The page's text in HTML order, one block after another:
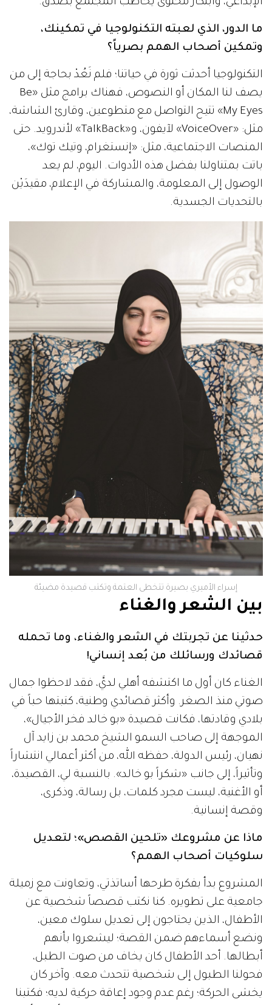
الإبداعي، وابتكار محتوى يخاطب المجتمع بصدق.
ما الدور، الذي لعبته التكنولوجيا في تمكينك،
وتمكين أصحاب الهمم بصرياً؟
التكنولوجيا أحدثت ثورة في حياتنا؛ فلم نَعُدْ بحاجة إلى من
يصف لنا المكان أو النصوص، فهناك برامج مثل «Be
My Eyes» تتيح التواصل مع متطوعين، وقارئ الشاشة،
مثل: «VoiceOver» لآيفون، و«TalkBack» لأندرويد. حتى
المنصات الاجتماعية، مثل: «إنستغرام، وتيك توك»،
باتت بمتناولنا بفضل هذه الأدوات. اليوم، لم يعد
الوصول إلى المعلومة، والمشاركة في الإعلام، مقيدَيْن
بالتحديات الجسدية.
إسراء الأميري بصيرة تتخطى العتمة وتكتب قصيدة مضيئة
بين الشعر والغناء
حدثينا عن تجربتك في الشعر والغناء، وما تحمله
قصائدك ورسائلك من بُعد إنساني!
الغناء كان أول ما اكتشفه أهلي لديَّ، فقد لاحظوا جمال
صوتي منذ الصغر. وأكثر قصائدي وطنية، كتبتها حباً في
بلادي وقادتها، فكانت قصيدة «بو خالد فخر الأجيال»،
الموجهة إلى صاحب السمو الشيخ محمد بن زايد آل
نهيان، رئيس الدولة، حفظه الله، من أكثر أعمالي انتشاراً
وتأثيراً، إلى جانب «شكراً بو خالد». بالنسبة لي، القصيدة،
أو الأغنية، ليست مجرد كلمات، بل رسالة، وذكرى،
وقصة إنسانية.
ماذا عن مشروعك «تلحين القصص»؛ لتعديل
سلوكيات أصحاب الهمم؟
المشروع بدأ بفكرة طرحها أساتذتي، وتعاونت مع زميلة
جامعية على تطويره. كنا نكتب قصصاً شخصية عن
الأطفال، الذين يحتاجون إلى تعديل سلوك معين،
ونضع أسماءهم ضمن القصة؛ ليشعروا بأنهم
أبطالها. أحد الأطفال كان يخاف من صوت الطبل،
فحولنا الطبول إلى شخصية تتحدث معه. وآخر كان
يخشى الحركة؛ رغم عدم وجود إعاقة حركية لديه؛ فكتبنا